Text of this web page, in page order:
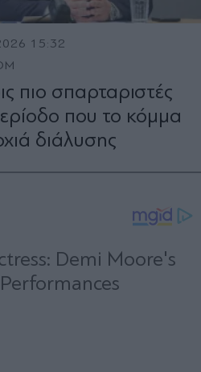
15:32
πιο σπαρταριστές
που το κόµµα
διάλυσης